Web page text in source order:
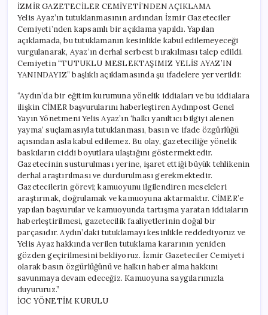
İZMİR GAZETECİLER CEMİYETİ’NDEN AÇIKLAMA
Yelis Ayaz’ın tutuklanmasının ardından İzmir Gazeteciler
Cemiyeti’nden kapsamlı bir açıklama yapıldı. Yapılan
açıklamada, bu tutuklamanın kesinlikle kabul edilemeyeceği
vurgulanarak, Ayaz’ın derhal serbest bırakılması talep edildi.
Cemiyetin “TUTUKLU MESLEKTAŞIMIZ YELİS AYAZ’IN
YANINDAYIZ” başlıklı açıklamasında şu ifadelere yer verildi:
“Aydın’da bir eğitim kurumuna yönelik iddiaları ve bu iddialara
ilişkin CİMER başvurularını haberleştiren Aydınpost Genel
Yayın Yönetmeni Yelis Ayaz’ın ‘halkı yanıltıcı bilgiyi alenen
yayma’ suçlamasıyla tutuklanması, basın ve ifade özgürlüğü
açısından asla kabul edilemez. Bu olay, gazeteciliğe yönelik
baskıların ciddi boyutlara ulaştığını göstermektedir.
Gazetecinin susturulması yerine, işaret ettiği büyük tehlikenin
derhal araştırılması ve durdurulması gerekmektedir.
Gazetecilerin görevi; kamuoyunu ilgilendiren meseleleri
araştırmak, doğrulamak ve kamuoyuna aktarmaktır. CİMER’e
yapılan başvurular ve kamuoyunda tartışma yaratan iddiaların
haberleştirilmesi, gazetecilik faaliyetlerinin doğal bir
parçasıdır. Aydın’daki tutuklamayı kesinlikle reddediyoruz ve
Yelis Ayaz hakkında verilen tutuklama kararının yeniden
gözden geçirilmesini bekliyoruz. İzmir Gazeteciler Cemiyeti
olarak basın özgürlüğünü ve halkın haber alma hakkını
savunmaya devam edeceğiz. Kamuoyuna saygılarımızla
duyururuz.”
İGC YÖNETİM KURULU